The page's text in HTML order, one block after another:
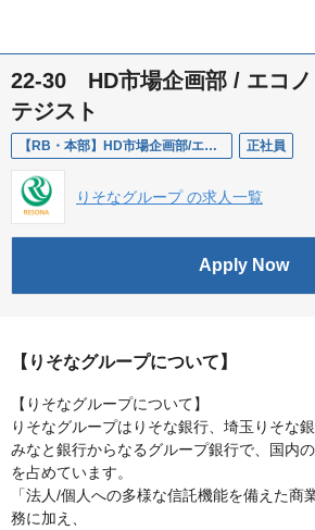
22-30 HD市場企画部 / エコノ
テジスト
【RB・本部】HD市場企画部/エコノミスト・ストラテジスト 正社員
りそなグループ の求人一覧
Apply Now
【りそなグループについて】
【りそなグループについて】
りそなグループはりそな銀行、埼玉りそな
みなと銀行からなるグループ銀行で、国内
を占めています。
「法人/個人への多様な信託機能を備えた商
務に加え、